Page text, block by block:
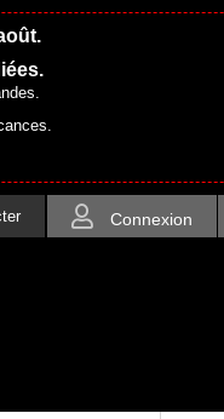
Connexion